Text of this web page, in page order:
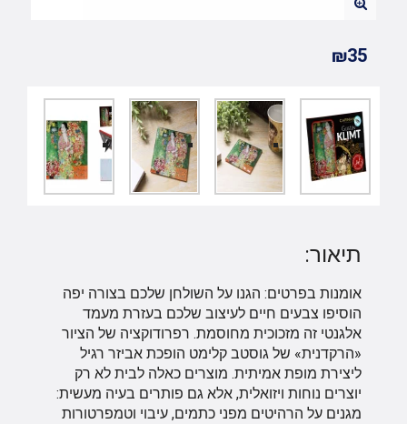
₪35
תיאור:
אומנות בפרטים: הגנו על השולחן שלכם בצורה יפה
הוסיפו צבעים חיים לעיצוב שלכם בעזרת מעמד
אלגנטי זה מזכוכית מחוסמת. רפרודוקציה של הציור
«הרקדנית» של גוסטב קלימט הופכת אביזר רגיל
ליצירת מופת אמיתית. מוצרים כאלה לבית לא רק
יוצרים נוחות ויזואלית, אלא גם פותרים בעיה מעשית:
מגנים על הרהיטים מפני כתמים, עיבוי וטמפרטורות